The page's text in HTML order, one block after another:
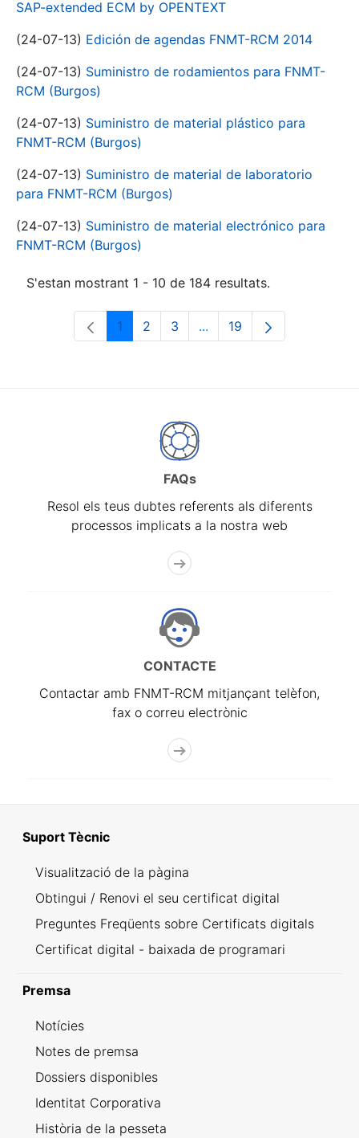
SAP-extended ECM by OPENTEXT
(24-07-13) Edición de agendas FNMT-RCM 2014
(24-07-13) Suministro de rodamientos para FNMT-
RCM (Burgos)
(24-07-13) Suministro de material plástico para
FNMT-RCM (Burgos)
(24-07-13) Suministro de material de laboratorio
para FNMT-RCM (Burgos)
(24-07-13) Suministro de material electrónico para
FNMT-RCM (Burgos)
S'estan mostrant 1 - 10 de 184 resultats.
Pàgina
1 Pàgina
2 Pàgina
3 ...Pàgines intermèdies
Pàgina
19
FAQs
Resol els teus dubtes referents als diferents
processos implicats a la nostra web
CONTACTE
Contactar amb FNMT-RCM mitjançant telèfon,
fax o correu electrònic
Suport Tècnic
Visualització de la pàgina
Obtingui / Renovi el seu certificat digital
Preguntes Freqüents sobre Certificats digitals
Certificat digital - baixada de programari
Premsa
Notícies
Notes de premsa
Dossiers disponibles
Identitat Corporativa
Història de la pesseta